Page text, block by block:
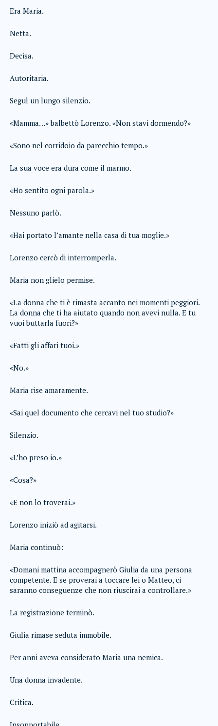
Era Maria.
Netta.
Decisa.
Autoritaria.
Seguì un lungo silenzio.
«Mamma…» balbettò Lorenzo. «Non stavi dormendo?»
«Sono nel corridoio da parecchio tempo.»
La sua voce era dura come il marmo.
«Ho sentito ogni parola.»
Nessuno parlò.
«Hai portato l’amante nella casa di tua moglie.»
Lorenzo cercò di interromperla.
Maria non glielo permise.
«La donna che ti è rimasta accanto nei momenti peggiori.
La donna che ti ha aiutato quando non avevi nulla. E tu
vuoi buttarla fuori?»
«Fatti gli affari tuoi.»
«No.»
Maria rise amaramente.
«Sai quel documento che cercavi nel tuo studio?»
Silenzio.
«L’ho preso io.»
«Cosa?»
«E non lo troverai.»
Lorenzo iniziò ad agitarsi.
Maria continuò:
«Domani mattina accompagnerò Giulia da una persona
competente. E se proverai a toccare lei o Matteo, ci
saranno conseguenze che non riuscirai a controllare.»
La registrazione terminò.
Giulia rimase seduta immobile.
Per anni aveva considerato Maria una nemica.
Una donna invadente.
Critica.